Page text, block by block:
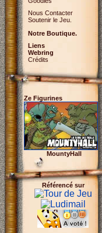
Nous Contacter
Soutenir le Jeu.
Notre Boutique.
Liens
Webring
Crédits
Ze Figurines
MountyHall
Référencé sur